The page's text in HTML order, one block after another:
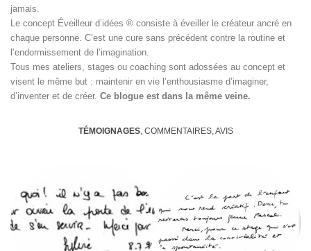
jamais.
Le concept Éveilleur d’idées ® consiste à éveiller le créateur ancré en
chaque personne. C’est une cure sans précédent contre la routine et
l’endormissement de l’imagination.
Tous mes ateliers, stages ou coaching sont adossées au concept et
visent le même but : maintenir en vie l’enthousiasme d’imaginer,
d’inventer et de créer. Ce blogue est dans la même veine.
TÉMOIGNAGES, COMMENTAIRES, AVIS